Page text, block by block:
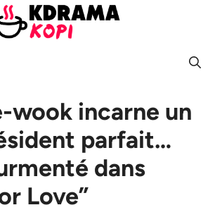
wook incarne un
parfait…
dans
Love”